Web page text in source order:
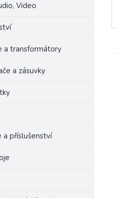
Video
a transformátory
a zásuvky
a příslušenství